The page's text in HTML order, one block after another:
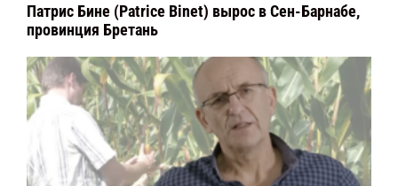
Патрис Бине (Patrice Binet) вырос в Сен-Барнабе,
провинция Бретань